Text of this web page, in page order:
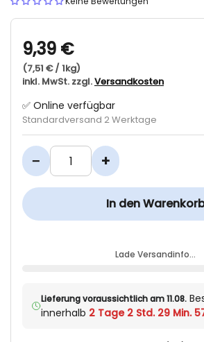
9,39 €
(7,51 € / 1kg)
inkl. MwSt. zzgl.Versandkosten
✅ Online verfügbar
Standardversand 2 Werktage
− +
In den
Lade Versandinfo…
Lieferung voraussichtlich am 11.08.
innerhalb 2 Tage 2 Std. 29 Min.